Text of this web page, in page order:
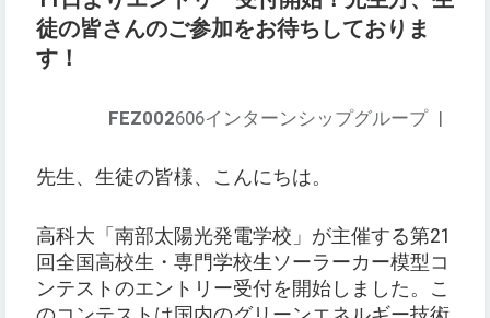
徒の皆さんのご参加をお待ちしておりま
す！
FEZ002606インターンシップグループ |
先生、生徒の皆様、こんにちは。
高科大「南部太陽光発電学校」が主催する第21
回全国高校生・専門学校生ソーラーカー模型コ
ンテストのエントリー受付を開始しました。こ